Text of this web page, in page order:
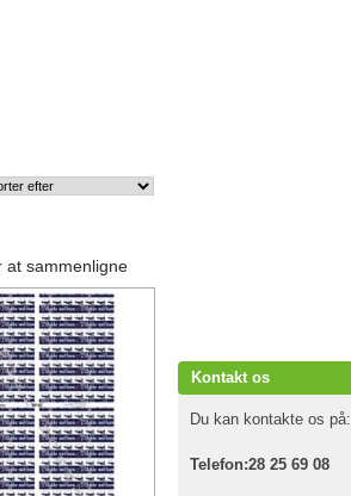
at sammenligne
Kontakt os
Du kan kontakte os på:
Telefon:28 25 69 08